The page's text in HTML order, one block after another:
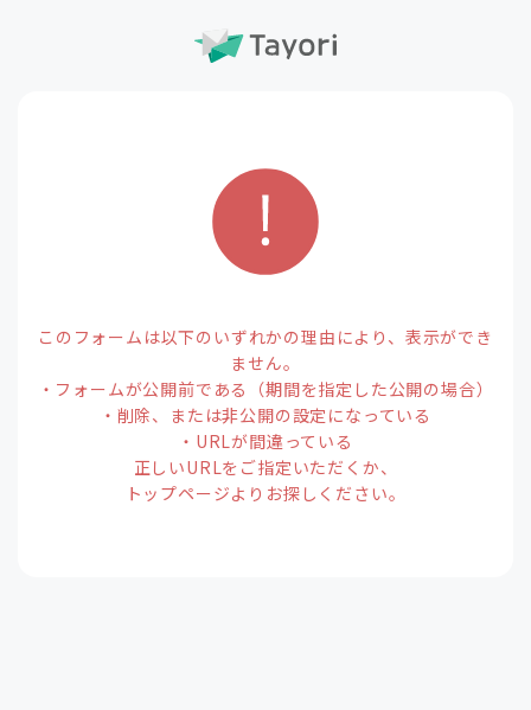
このフォームは以下のいずれかの理由により、表示ができ
ません。
・フォームが公開前である（期間を指定した公開の場合）
・削除、または非公開の設定になっている
・URLが間違っている
正しいURLをご指定いただくか、
トップページよりお探しください。